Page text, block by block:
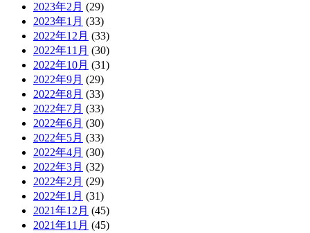
2023年2月 (29)
2023年1月 (33)
2022年12月 (33)
2022年11月 (30)
2022年10月 (31)
2022年9月 (29)
2022年8月 (33)
2022年7月 (33)
2022年6月 (30)
2022年5月 (33)
2022年4月 (30)
2022年3月 (32)
2022年2月 (29)
2022年1月 (31)
2021年12月 (45)
2021年11月 (45)